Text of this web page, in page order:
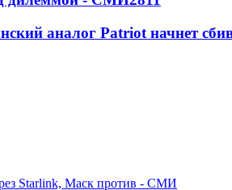
аналог Patriot начнет